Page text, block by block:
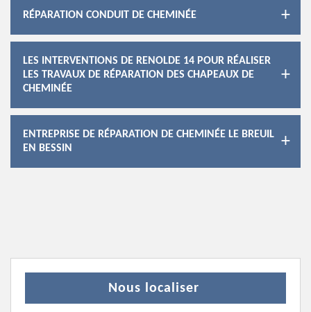
RÉPARATION CONDUIT DE CHEMINÉE
LES INTERVENTIONS DE RENOLDE 14 POUR RÉALISER
LES TRAVAUX DE RÉPARATION DES CHAPEAUX DE
CHEMINÉE
ENTREPRISE DE RÉPARATION DE CHEMINÉE LE BREUIL
EN BESSIN
Nous localiser